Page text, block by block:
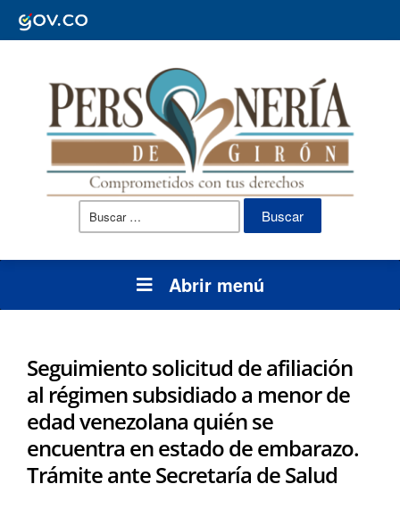
Buscar:
Abrir menú
Seguimiento solicitud de afiliación
al régimen subsidiado a menor de
edad venezolana quién se
encuentra en estado de embarazo.
Trámite ante Secretaría de Salud